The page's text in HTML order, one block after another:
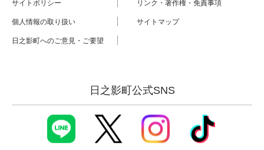
サイトポリシー リンク・著作権・免責事項
個人情報の取り扱い サイトマップ
日之影町へのご意見・ご要望
日之影町公式SNS